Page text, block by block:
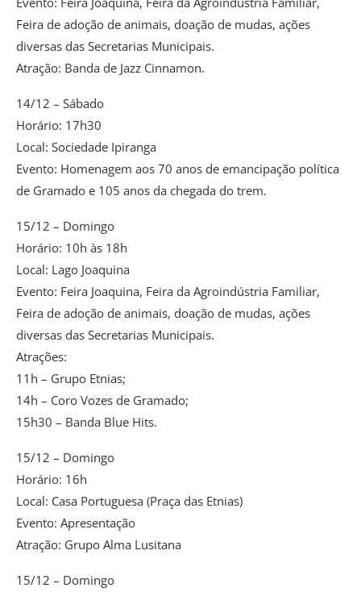
Feira de adoção de animais, doação de mudas, ações
diversas das Secretarias Municipais.
Atração: Banda de Jazz Cinnamon.
14/12 – Sábado
Horário: 17h30
Local: Sociedade Ipiranga
Evento: Homenagem aos 70 anos de emancipação política
de Gramado e 105 anos da chegada do trem.
15/12 – Domingo
Horário: 10h às 18h
Local: Lago Joaquina
Evento: Feira Joaquina, Feira da Agroindústria Familiar,
Feira de adoção de animais, doação de mudas, ações
diversas das Secretarias Municipais.
Atrações:
11h – Grupo Etnias;
14h – Coro Vozes de Gramado;
15h30 – Banda Blue Hits.
15/12 – Domingo
Horário: 16h
Local: Casa Portuguesa (Praça das Etnias)
Evento: Apresentação
Atração: Grupo Alma Lusitana
15/12 – Domingo